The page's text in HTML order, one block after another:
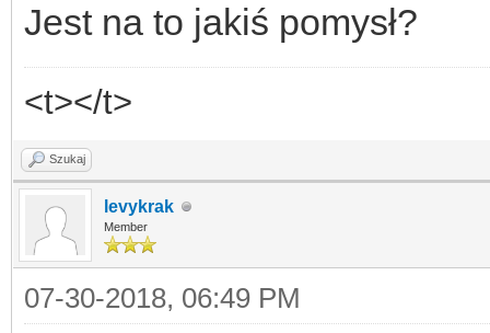
Jest na to jakiś pomysł?
<t></t>
Szukaj
levykrak
Member
07-30-2018, 06:49 PM